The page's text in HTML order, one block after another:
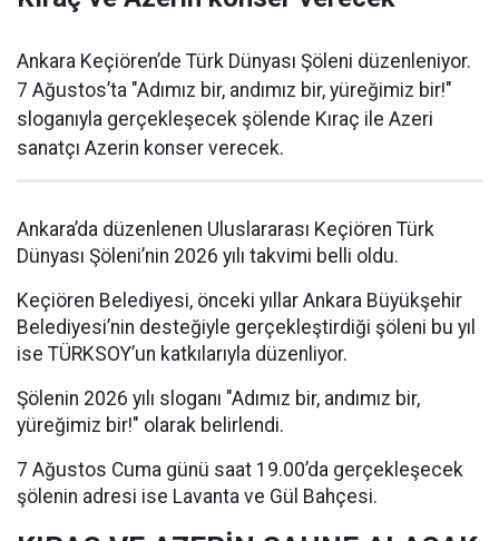
Ankara Keçiören’de Türk Dünyası Şöleni düzenleniyor.
7 Ağustos’ta "Adımız bir, andımız bir, yüreğimiz bir!"
sloganıyla gerçekleşecek şölende Kıraç ile Azeri
sanatçı Azerin konser verecek.
Ankara’da düzenlenen Uluslararası Keçiören Türk
Dünyası Şöleni’nin 2026 yılı takvimi belli oldu.
Keçiören Belediyesi, önceki yıllar Ankara Büyükşehir
Belediyesi’nin desteğiyle gerçekleştirdiği şöleni bu yıl
ise TÜRKSOY’un katkılarıyla düzenliyor.
Şölenin 2026 yılı sloganı "Adımız bir, andımız bir,
yüreğimiz bir!" olarak belirlendi.
7 Ağustos Cuma günü saat 19.00’da gerçekleşecek
şölenin adresi ise Lavanta ve Gül Bahçesi.